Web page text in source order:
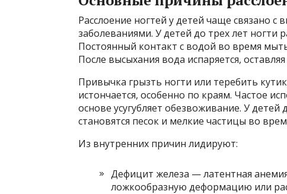
Расслоение ногтей у детей чаще связано
заболеваниями. У детей до трех лет ногти
Постоянный контакт с водой во время
После высыхания вода испаряется,
Привычка грызть ногти или теребить
истончается, особенно по краям. Частое
основе усугубляет обезвоживание. У
становятся песок и мелкие частицы во
Из внутренних причин лидируют:
Дефицит железа — латентная
ложкообразную деформацию или